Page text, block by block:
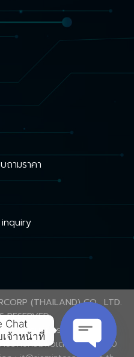
ถามราคา
(THAILAND) CO., LTD.
RESERVED.
ด้รับความคุ้มครองลิขสิทธิ์ตาม
ยวกับคอมพิวเตอร์ พ.ศ. 2560
Chat
จ้าหน้าที่